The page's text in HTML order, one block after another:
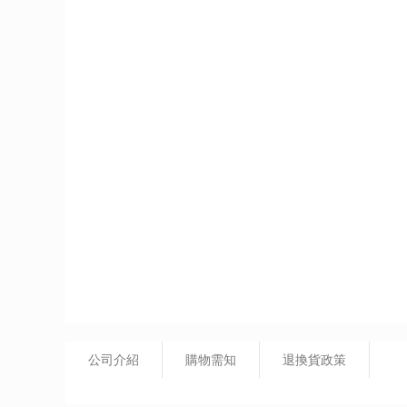
公司介紹 購物需知 退換貨政策